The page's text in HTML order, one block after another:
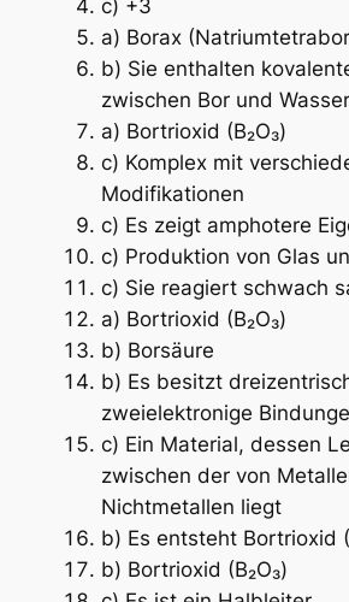
c) +3
a) Borax
b) Sie enthalten
zwischen Bor und
a) Bortrioxid (B₂O₃)
c) Komplex mit
Modifikationen
c) Es zeigt amphotere
c) Produktion von Glas
c) Sie reagiert schwach
a) Bortrioxid (B₂O₃)
b) Borsäure
b) Es besitzt
zweielektronige
c) Ein Material, dessen
zwischen der von
Nichtmetallen liegt
b) Es entsteht Bortrioxid
b) Bortrioxid (B₂O₃)